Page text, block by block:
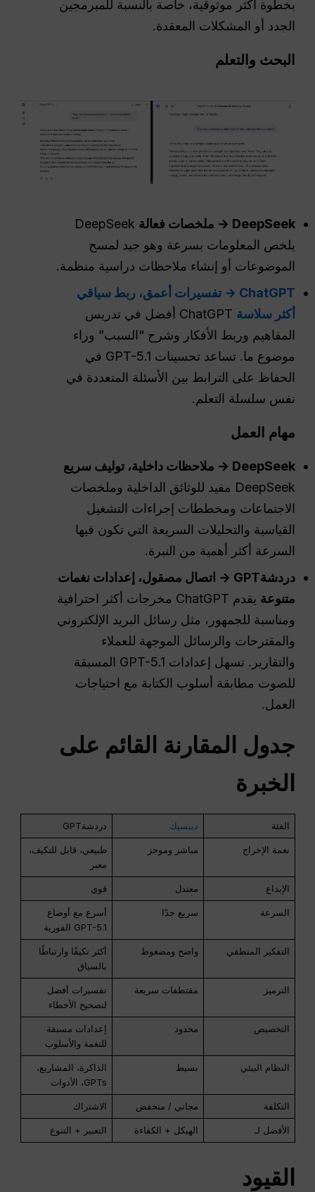
بخطوة أكثر موثوقية، خاصة بالنسبة للمبرمجين
الجدد أو المشكلات المعقدة.
البحث والتعلم
DeepSeek → ملخصات فعالة
DeepSeek
يلخص المعلومات بسرعة وهو جيد لمسح
الموضوعات أو إنشاء ملاحظات دراسية منظمة.
ChatGPT → تفسيرات أعمق، ربط سياقي
أكثر سلاسة
ChatGPT أفضل في تدريس
المفاهيم وربط الأفكار وشرح “السبب” وراء
موضوع ما. تساعد تحسينات GPT-5.1 في
الحفاظ على الترابط بين الأسئلة المتعددة في
نفس سلسلة التعلم.
مهام العمل
DeepSeek → ملاحظات داخلية، توليف سريع
DeepSeek مفيد للوثائق الداخلية وملخصات
الاجتماعات ومخططات إجراءات التشغيل
القياسية والتحليلات السريعة التي تكون فيها
السرعة أكثر أهمية من النبرة.
دردشةGPT
→ اتصال مصقول، إعدادات نغمات
متنوعة
يقدم ChatGPT مخرجات أكثر احترافية
ومناسبة للجمهور، مثل رسائل البريد الإلكتروني
والمقترحات والرسائل الموجهة للعملاء
والتقارير. تسهل إعدادات GPT-5.1 المسبقة
للصوت مطابقة أسلوب الكتابة مع احتياجات
العمل.
جدول المقارنة القائم على
الخبرة
الفئة ديبسيك دردشةGPT
نغمة الإخراج مباشر وموجز
طبيعي، قابل للتكيف،
معبر
الإبداع معتدل قوي
السرعة سريع جدًا
أسرع مع أوضاع
GPT-5.1 الفورية
التفكير المنطقي واضح ومضغوط
أكثر تكيفًا وارتباطًا
بالسياق
الترميز مقتطفات سريعة
تفسيرات أفضل
لتصحيح الأخطاء
التخصيص محدود
إعدادات مسبقة
للنغمة والأسلوب
النظام البيئي بسيط
الذاكرة، المشاريع،
GPTs، الأدوات
التكلفة مجاني / منخفض الاشتراك
الأفضل لـ الهيكل + الكفاءة التعبير + التنوع
القيود